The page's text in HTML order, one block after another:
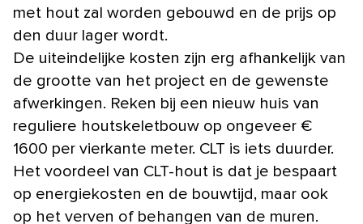
met hout zal worden gebouwd en de prijs op
den duur lager wordt.
De uiteindelijke kosten zijn erg afhankelijk van
de grootte van het project en de gewenste
afwerkingen. Reken bij een nieuw huis van
reguliere houtskeletbouw op ongeveer €
1600 per vierkante meter. CLT is iets duurder.
Het voordeel van CLT-hout is dat je bespaart
op energiekosten en de bouwtijd, maar ook
op het verven of behangen van de muren.